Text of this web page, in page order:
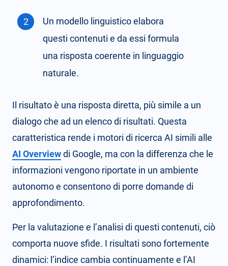
Un modello linguistico elabora
questi contenuti e da essi formula
una risposta coerente in linguaggio
naturale.
Il risultato è una risposta diretta, più simile a un
dialogo che ad un elenco di risultati. Questa
caratteristica rende i motori di ricerca AI simili alle
AI Overviewdi Google, ma con la differenza che le
informazioni vengono riportate in un ambiente
autonomo e consentono di porre domande di
approfondimento.
Per la valutazione e l’analisi di questi contenuti, ciò
comporta nuove sfide. I risultati sono fortemente
dinamici: l’indice cambia continuamente e l’AI